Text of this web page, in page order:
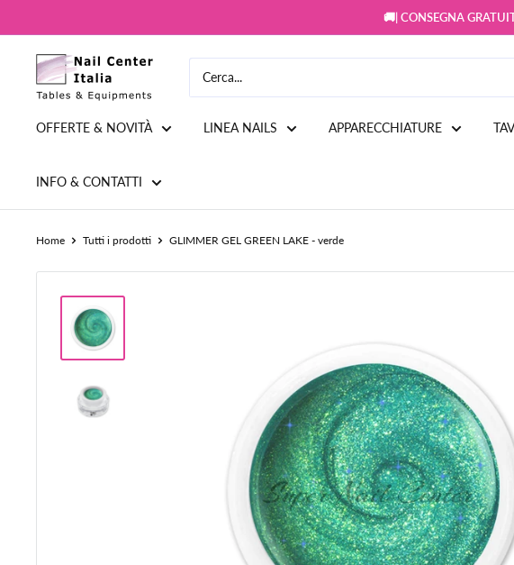
al
contenuto
🚚| CONSEGNA
Snc
Nail
OFFERTE & NOVITÀ LINEA NAILS APPARECCHIATURE
INFO & CONTATTI
Home Tutti i prodotti GLIMMER GEL GREEN LAKE - verde